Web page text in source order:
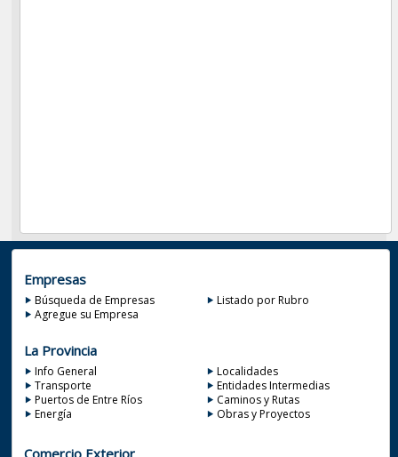
Empresas
Búsqueda de Empresas
Listado por Rubro
Agregue su Empresa
La Provincia
Info General
Localidades
Transporte
Entidades Intermedias
Puertos de Entre Ríos
Caminos y Rutas
Energía
Obras y Proyectos